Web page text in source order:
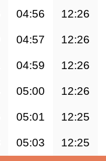
04:56 12:26
04:57 12:26
04:59 12:26
05:00 12:26
05:01 12:25
05:03 12:25